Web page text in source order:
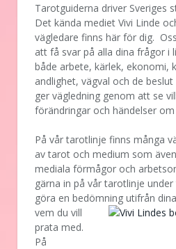
Tarotguiderna driver Sveriges
Det kända mediet Vivi Linde
vägledare finns här för dig.
att få svar på alla dina frågor i
både arbete, kärlek, ekonomi,
andlighet, vägval och de
ger vägledning genom att se
förändringar och händelser
På vår tarotlinje finns många
av tarot och medium som
mediala förmågor och
gärna in på vår tarotlinje
göra en bedömning utifrån
vem du vill
prata med.
På